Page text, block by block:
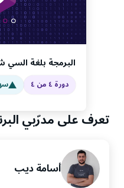
البرمجة بلغة
دورة ٤ من ٤
تعرف على مدرّبي
أسامة ديب